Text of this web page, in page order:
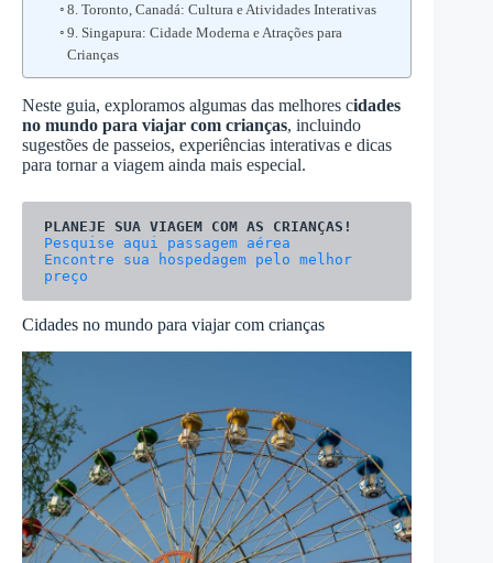
8. Toronto, Canadá: Cultura e Atividades Interativas
9. Singapura: Cidade Moderna e Atrações para
Crianças
Neste guia, exploramos algumas das melhores cidades
no mundo para viajar com crianças, incluindo
sugestões de passeios, experiências interativas e dicas
para tornar a viagem ainda mais especial.
Encontre sua hospedagem pelo melhor
preço
Cidades no mundo para viajar com crianças